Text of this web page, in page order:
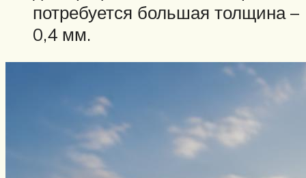
потребуется большая толщина –
0,4 мм.